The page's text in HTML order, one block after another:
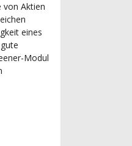
von Aktien
eines
Modul